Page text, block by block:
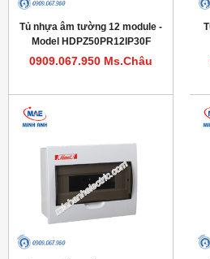
Tủ nhựa âm tường 12 module -
Model HDPZ50PR12IP30F
0909.067.950 Ms.Châu